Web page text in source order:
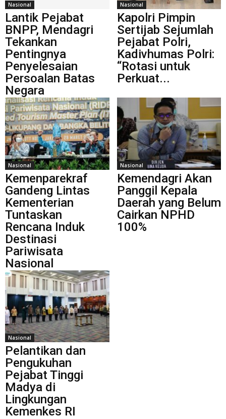
Nasional
Lantik Pejabat
BNPP, Mendagri
Tekankan
Pentingnya
Penyelesaian
Persoalan Batas
Negara
Nasional
Kapolri Pimpin
Sertijab Sejumlah
Pejabat Polri,
Kadivhumas Polri:
“Rotasi untuk
Perkuat...
Nasional
Kemenparekraf
Gandeng Lintas
Kementerian
Tuntaskan
Rencana Induk
Destinasi
Pariwisata
Nasional
Nasional
Kemendagri Akan
Panggil Kepala
Daerah yang Belum
Cairkan NPHD
100%
Nasional
Pelantikan dan
Pengukuhan
Pejabat Tinggi
Madya di
Lingkungan
Kemenkes RI